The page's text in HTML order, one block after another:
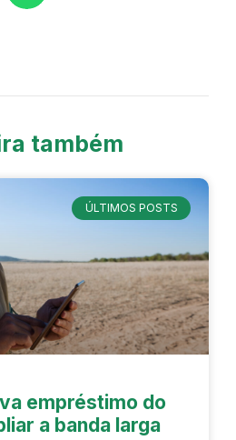
também
ÚLTIMOS POSTS
empréstimo do
a banda larga